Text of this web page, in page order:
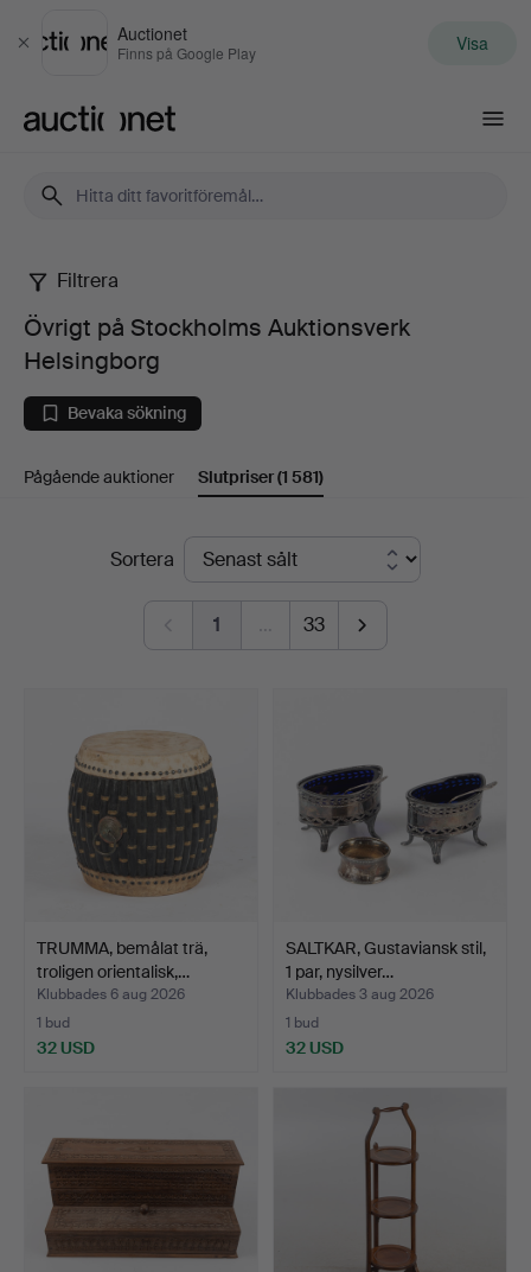
Stäng
Auctionet
Finns på Google Play Visa
Övrigt
på
Stockholms
Auktionsverk
Filtrera
Övrigt på Stockholms Auktionsverk
Helsingborg
Bevaka sökning
Pågående auktioner Slutpriser(1 581)
SlutpriserSortera
1 … 33
TRUMMA, bemålat trä,
troligen orientalisk,…
Klubbades 6 aug 2026
1 bud
32 USD
SALTKAR, Gustaviansk stil,
1 par, nysilver…
Klubbades 3 aug 2026
1 bud
32 USD